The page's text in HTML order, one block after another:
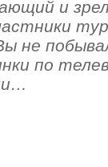
и
не
по